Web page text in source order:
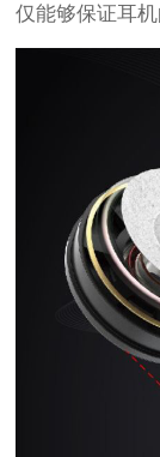
仅能够保证耳